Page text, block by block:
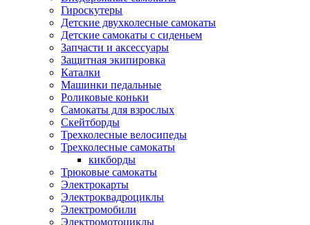
Гироскутеры
Детские двухколесные самокаты
Детские самокаты с сиденьем
Запчасти и аксессуары
Защитная экипировка
Каталки
Машинки педальные
Роликовые коньки
Самокаты для взрослых
Скейтборды
Трехколесные велосипеды
Трехколесные самокаты
кикборды
Трюковые самокаты
Электрокарты
Электроквадроциклы
Электромобили
Электромотоциклы